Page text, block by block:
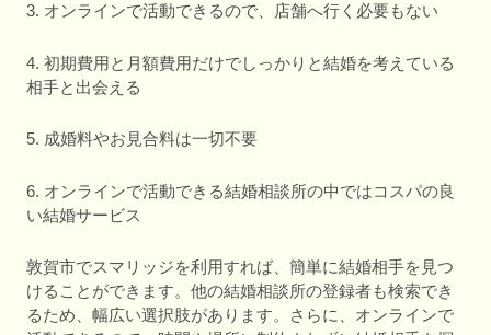
3. オンラインで活動できるので、店舗へ行く必要もない
4. 初期費用と月額費用だけでしっかりと結婚を考えている
相手と出会える
5. 成婚料やお見合料は一切不要
6. オンラインで活動できる結婚相談所の中ではコスパの良
い結婚サービス
敦賀市でスマリッジを利用すれば、簡単に結婚相手を見つ
けることができます。他の結婚相談所の登録者も検索でき
るため、幅広い選択肢があります。さらに、オンラインで